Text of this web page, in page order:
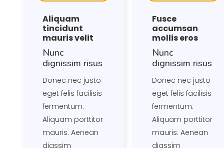
Aliquam
tincidunt
mauris velit
Nunc
dignissim risus
Donec nec justo
eget felis facilisis
fermentum.
Aliquam porttitor
mauris. Aenean
digssim
Fusce
accumsan
mollis eros
Nunc
dignissim risus
Donec nec justo
eget felis facilisis
fermentum.
Aliquam porttitor
mauris. Aenean
digssim